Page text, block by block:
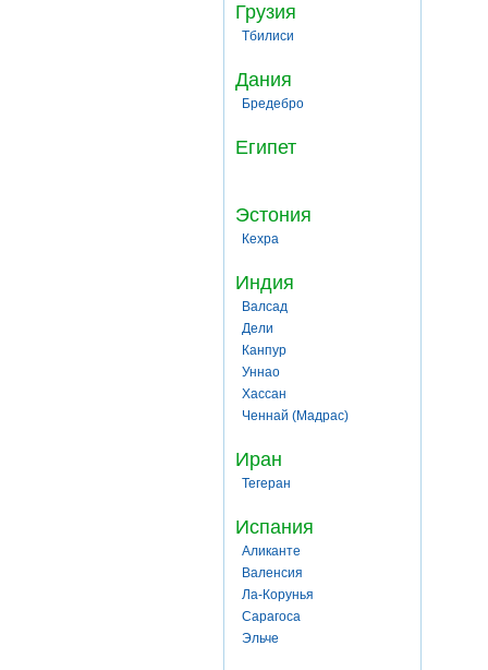
Грузия
Тбилиси
Дания
Бредебро
Египет
Эстония
Кехра
Индия
Валсад
Дели
Канпур
Уннао
Хассан
Ченнай (Мадрас)
Иран
Тегеран
Испания
Аликанте
Валенсия
Ла-Корунья
Сарагоса
Эльче